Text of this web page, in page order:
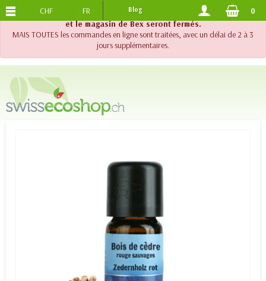
!! Important !! Jusqu'au 20 août 2026, le support téléphonique
et le magasin de Bex seront fermés.
MAIS TOUTES les commandes en ligne sont traitées, avec un délai de 2 à 3
jours supplémentaires.
PORTS OFFERTS DES 120.-
CHF FR Blog 0